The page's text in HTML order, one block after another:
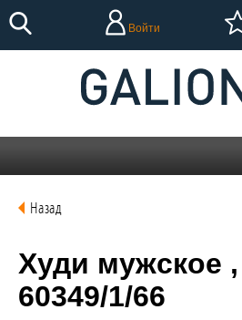
Войти
Назад
Худи мужское ,
60349/1/66